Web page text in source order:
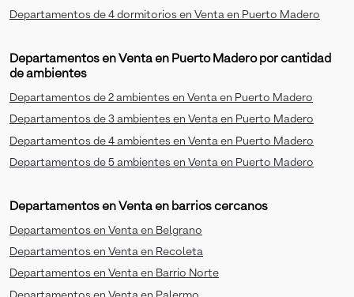
Departamentos de 4 dormitorios en Venta en Puerto Madero
Departamentos en Venta en Puerto Madero por cantidad
de ambientes
Departamentos de 2 ambientes en Venta en Puerto Madero
Departamentos de 3 ambientes en Venta en Puerto Madero
Departamentos de 4 ambientes en Venta en Puerto Madero
Departamentos de 5 ambientes en Venta en Puerto Madero
Departamentos en Venta en barrios cercanos
Departamentos en Venta en Belgrano
Departamentos en Venta en Recoleta
Departamentos en Venta en Barrio Norte